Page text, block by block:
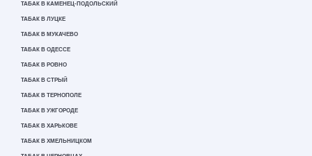
ТАБАК В КАМЕНЕЦ-ПОДОЛЬСКИЙ
ТАБАК В ЛУЦКЕ
ТАБАК В МУКАЧЕВО
ТАБАК В ОДЕССЕ
ТАБАК В РОВНО
ТАБАК В СТРЫЙ
ТАБАК В ТЕРНОПОЛЕ
ТАБАК В УЖГОРОДЕ
ТАБАК В ХАРЬКОВЕ
ТАБАК В ХМЕЛЬНИЦКОМ